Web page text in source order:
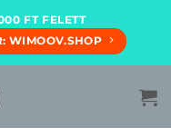
FT FELETT
WIMOOV.SHOP